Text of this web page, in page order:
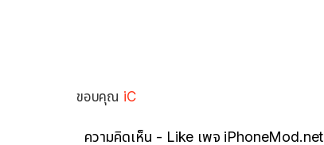
ขอบคุณ iC
ความคิดเห็น - Like เพจ iPhoneMod.net